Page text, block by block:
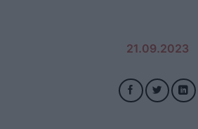
21.09.2023